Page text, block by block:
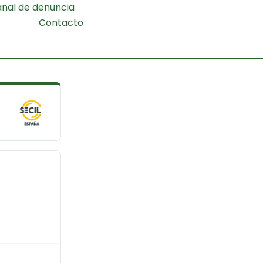
de denuncia
Contacto